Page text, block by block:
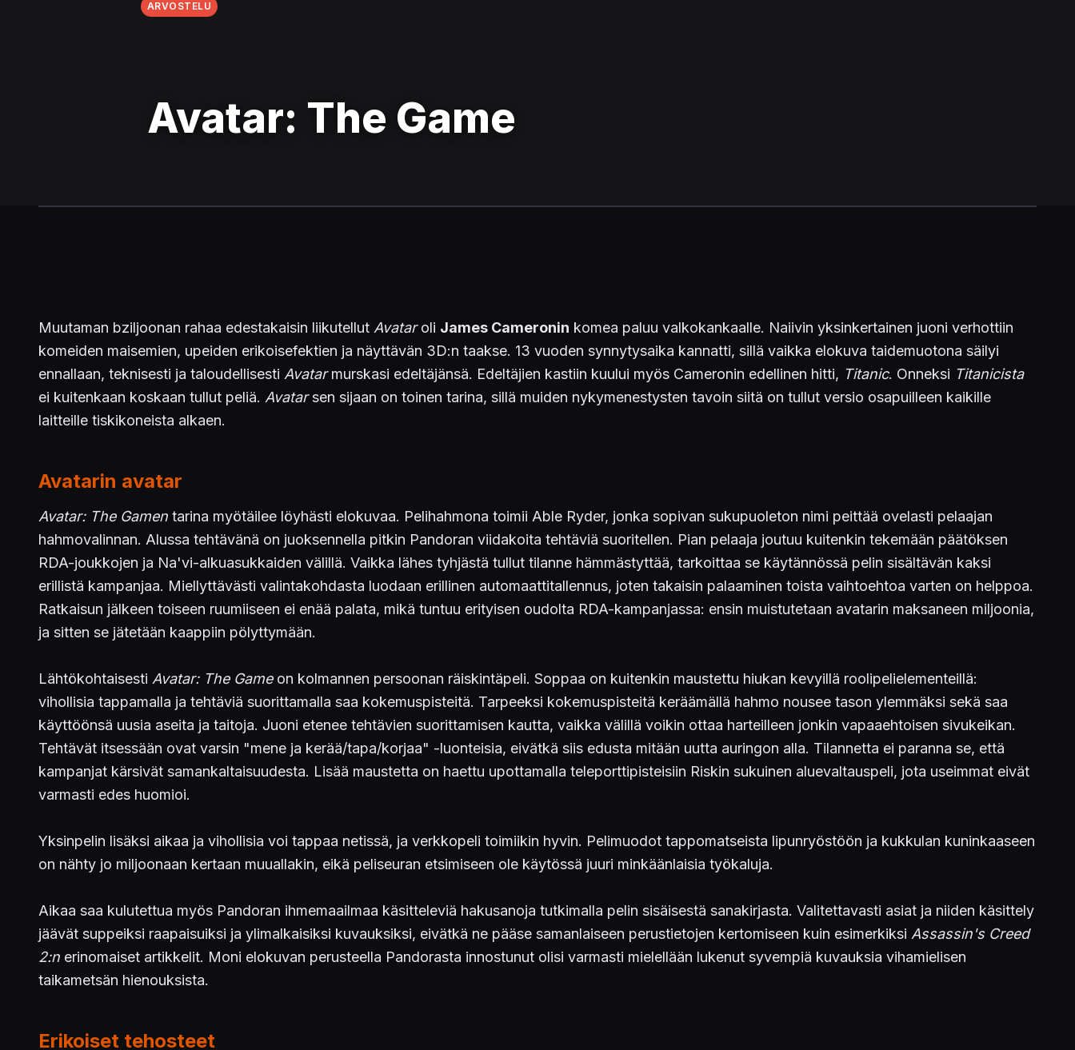
ARVOSTELU
Avatar: The Game
Muutaman bziljoonan rahaa edestakaisin liikutellut Avataroli James Cameronin komea paluu valkokankaalle. Naiivin yksinkertainen juoni verhottiin
komeiden maisemien, upeiden erikoisefektien ja näyttävän 3D:n taakse. 13 vuoden synnytysaika kannatti, sillä vaikka elokuva taidemuotona säilyi
ennallaan, teknisesti ja taloudellisesti Avatarmurskasi edeltäjänsä. Edeltäjien kastiin kuului myös Cameronin edellinen hitti, Titanic. Onneksi Titanicista
ei kuitenkaan koskaan tullut peliä. Avatarsen sijaan on toinen tarina, sillä muiden nykymenestysten tavoin siitä on tullut versio osapuilleen kaikille
laitteille tiskikoneista alkaen.
Avatarin avatar
Avatar: The Gamen tarina myötäilee löyhästi elokuvaa. Pelihahmona toimii Able Ryder, jonka sopivan sukupuoleton nimi peittää ovelasti pelaajan
hahmovalinnan. Alussa tehtävänä on juoksennella pitkin Pandoran viidakoita tehtäviä suoritellen. Pian pelaaja joutuu kuitenkin tekemään päätöksen
RDA-joukkojen ja Na'vi-alkuasukkaiden välillä. Vaikka lähes tyhjästä tullut tilanne hämmästyttää, tarkoittaa se käytännössä pelin sisältävän kaksi
erillistä kampanjaa. Miellyttävästi valintakohdasta luodaan erillinen automaattitallennus, joten takaisin palaaminen toista vaihtoehtoa varten on helppoa.
Ratkaisun jälkeen toiseen ruumiiseen ei enää palata, mikä tuntuu erityisen oudolta RDA-kampanjassa: ensin muistutetaan avatarin maksaneen miljoonia,
ja sitten se jätetään kaappiin pölyttymään.
Lähtökohtaisesti Avatar: The Gameon kolmannen persoonan räiskintäpeli. Soppaa on kuitenkin maustettu hiukan kevyillä roolipelielementeillä:
vihollisia tappamalla ja tehtäviä suorittamalla saa kokemuspisteitä. Tarpeeksi kokemuspisteitä keräämällä hahmo nousee tason ylemmäksi sekä saa
käyttöönsä uusia aseita ja taitoja. Juoni etenee tehtävien suorittamisen kautta, vaikka välillä voikin ottaa harteilleen jonkin vapaaehtoisen sivukeikan.
Tehtävät itsessään ovat varsin "mene ja kerää/tapa/korjaa" -luonteisia, eivätkä siis edusta mitään uutta auringon alla. Tilannetta ei paranna se, että
kampanjat kärsivät samankaltaisuudesta. Lisää maustetta on haettu upottamalla teleporttipisteisiin Riskin sukuinen aluevaltauspeli, jota useimmat eivät
varmasti edes huomioi.
Yksinpelin lisäksi aikaa ja vihollisia voi tappaa netissä, ja verkkopeli toimiikin hyvin. Pelimuodot tappomatseista lipunryöstöön ja kukkulan kuninkaaseen
on nähty jo miljoonaan kertaan muuallakin, eikä peliseuran etsimiseen ole käytössä juuri minkäänlaisia työkaluja.
Aikaa saa kulutettua myös Pandoran ihmemaailmaa käsitteleviä hakusanoja tutkimalla pelin sisäisestä sanakirjasta. Valitettavasti asiat ja niiden käsittely
jäävät suppeiksi raapaisuiksi ja ylimalkaisiksi kuvauksiksi, eivätkä ne pääse samanlaiseen perustietojen kertomiseen kuin esimerkiksi Assassin's Creed
2:n erinomaiset artikkelit. Moni elokuvan perusteella Pandorasta innostunut olisi varmasti mielellään lukenut syvempiä kuvauksia vihamielisen
taikametsän hienouksista.
Erikoiset tehosteet